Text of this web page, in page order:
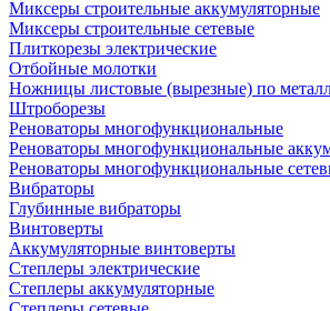
Миксеры строительные аккумуляторные
Миксеры строительные сетевые
Плиткорезы электрические
Отбойные молотки
Ножницы листовые (вырезные) по
Штроборезы
Реноваторы многофункциональные
Реноваторы многофункциональные
Реноваторы многофункциональные
Вибраторы
Глубинные вибраторы
Винтоверты
Аккумуляторные винтоверты
Степлеры электрические
Степлеры аккумуляторные